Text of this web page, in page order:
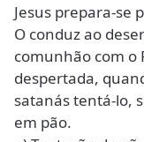
Jesus prepara-se
O conduz ao
comunhão com o
despertada,
satanás tentá-lo,
em pão.